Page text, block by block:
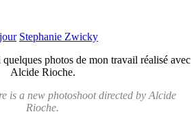
Stephanie Zwicky
photos de mon travail réalisé avec
Alcide Rioche.
is a new photoshoot directed by Alcide
Rioche.